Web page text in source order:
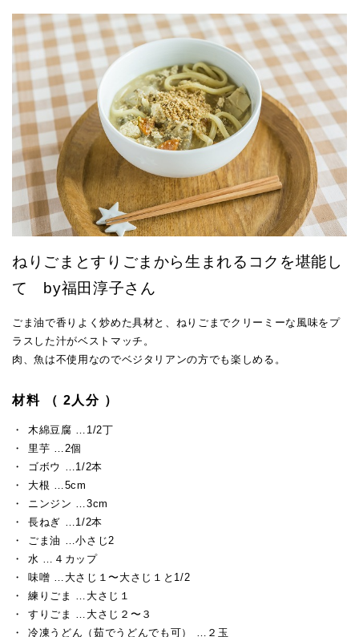
ねりごまとすりごまから生まれるコクを堪能し
て by福田淳子さん
ごま油で香りよく炒めた具材と、ねりごまでクリーミーな風味をプ
ラスした汁がベストマッチ。
肉、魚は不使用なのでベジタリアンの方でも楽しめる。
材料 （ 2人分 ）
木綿豆腐 …1/2丁
里芋 …2個
ゴボウ …1/2本
大根 …5cm
ニンジン …3cm
長ねぎ …1/2本
ごま油 …小さじ2
水 …４カップ
味噌 …大さじ１〜大さじ１と1/2
練りごま …大さじ１
すりごま …大さじ２〜３
冷凍うどん（茹でうどんでも可） …２玉